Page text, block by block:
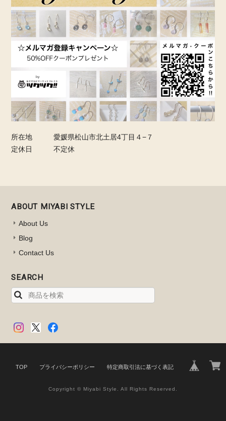
所在地
愛媛県松山市北土居4丁目４−７
定休日
不定休
ABOUT MIYABI STYLE
About Us
Blog
Contact Us
SEARCH
TOP プライバシーポリシー 特定商取引法に基づく表記
Copyright © Miyabi Style. All Rights Reserved.